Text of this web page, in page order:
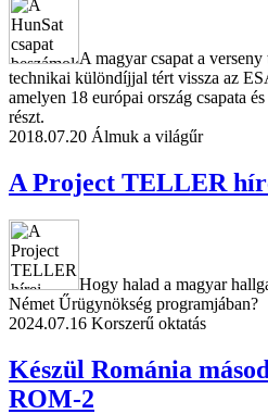
A magyar csapat a
technikai különdíjjal tért vissza az
amelyen 18 európai ország csapata
részt.
2018.07.20 Álmuk a világűr
A Project TELLER
Hogy halad a magyar
Német Űrügynökség programjában?
2024.07.16 Korszerű oktatás
Készül Románia
ROM-2